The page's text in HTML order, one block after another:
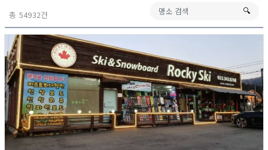
총 54932건 🔍︎